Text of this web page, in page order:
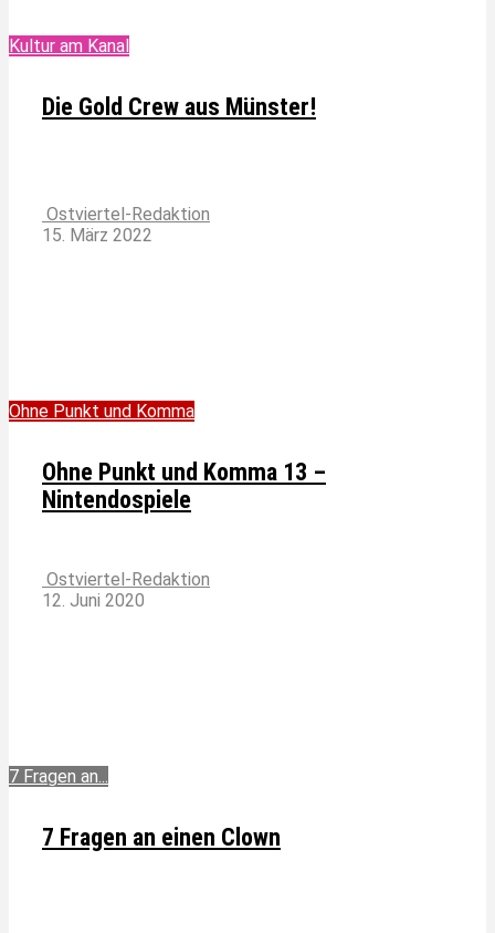
Kultur am Kanal
Die Gold Crew aus Münster!
Ostviertel-Redaktion
15. März 2022
Ohne Punkt und Komma
Ohne Punkt und Komma 13 –
Nintendospiele
Ostviertel-Redaktion
12. Juni 2020
7 Fragen an...
7 Fragen an einen Clown